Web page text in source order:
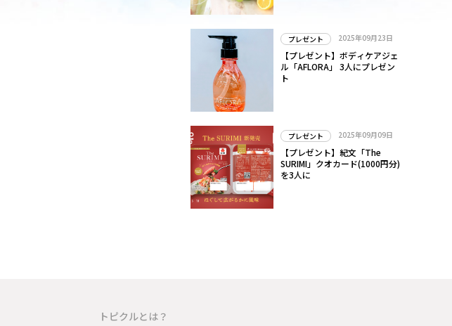
プレゼント 2025年09月23日
【プレゼント】ボディケアジェ
ル「AFLORA」 3人にプレゼン
ト
プレゼント 2025年09月09日
【プレゼント】紀文「The
SURIMI」クオカード(1000円分)
を3人に
トピクルとは？